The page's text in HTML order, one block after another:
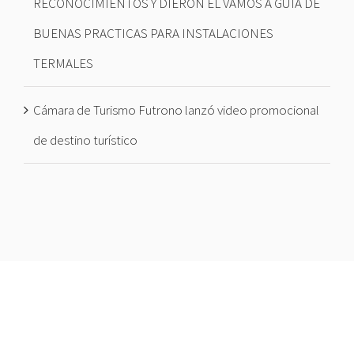
BUENAS PRACTICAS PARA INSTALACIONES
TERMALES
Cámara de Turismo Futrono lanzó video promocional
de destino turístico